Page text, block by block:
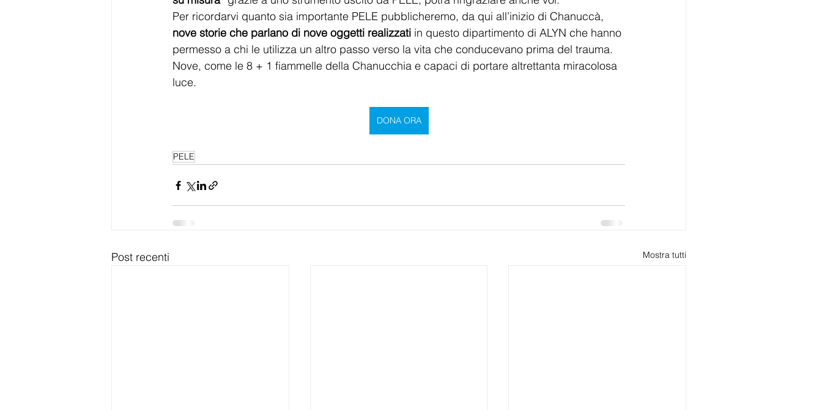
Per ricordarvi quanto sia importante PELE pubblicheremo, da qui all’inizio di Chanuccà,
nove storie che parlano di nove oggetti realizzati in questo dipartimento di ALYN che hanno
permesso a chi le utilizza un altro passo verso la vita che conducevano prima del trauma.
Nove, come le 8 + 1 fiammelle della Chanucchia e capaci di portare altrettanta miracolosa
luce.
DONA ORA
PELE
Post recenti Mostra tutti